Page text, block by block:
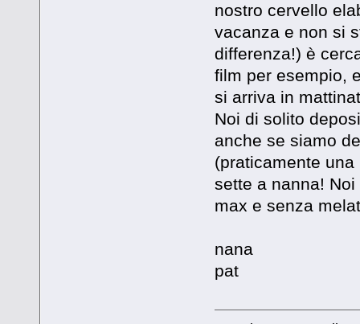
nostro cervello
vacanza e non si
differenza!) è
film per esempio,
si arriva in
Noi di solito
anche se siamo
(praticamente
sette a nanna!
max e senza
nana
pat